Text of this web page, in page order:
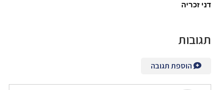
דני זכריה
תגובות
הוספת תגובה